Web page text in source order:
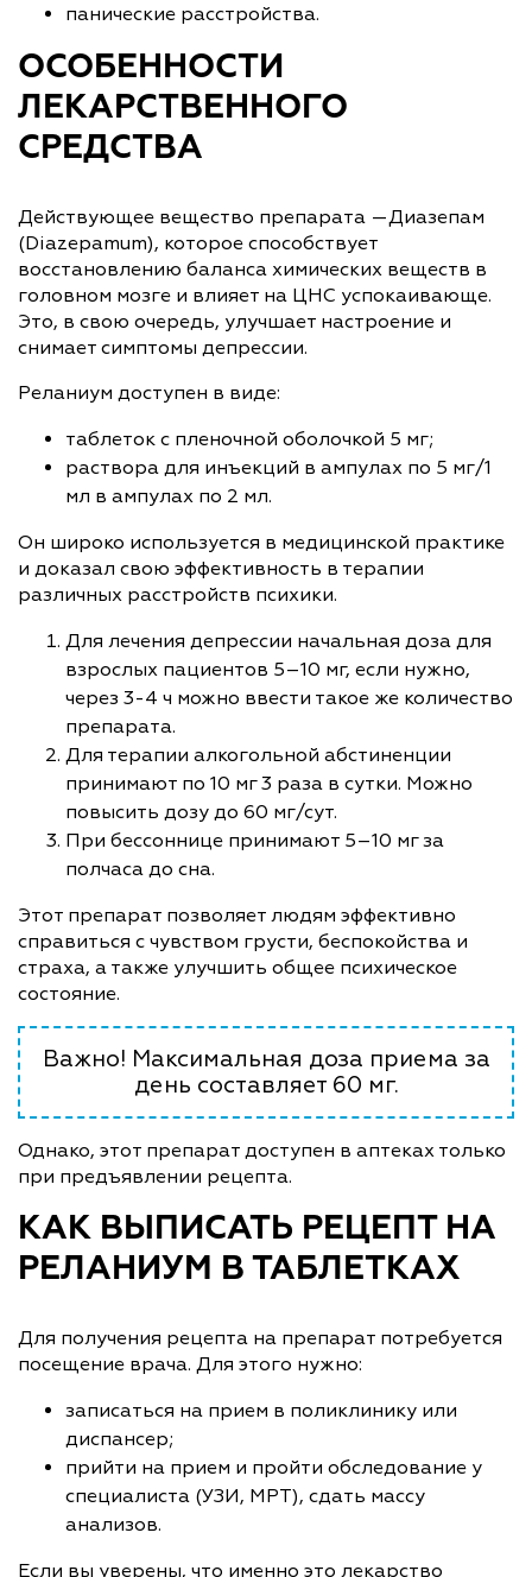
панические расстройства.
ОСОБЕННОСТИ
ЛЕКАРСТВЕННОГО
СРЕДСТВА
Действующее вещество препарата —Диазепам
(Diazepamum), которое способствует
восстановлению баланса химических веществ в
головном мозге и влияет на ЦНС успокаивающе.
Это, в свою очередь, улучшает настроение и
снимает симптомы депрессии.
Реланиум доступен в виде:
таблеток с пленочной оболочкой 5 мг;
раствора для инъекций в ампулах по 5 мг/1
мл в ампулах по 2 мл.
Он широко используется в медицинской практике
и доказал свою эффективность в терапии
различных расстройств психики.
Для лечения депрессии начальная доза для
взрослых пациентов 5–10 мг, если нужно,
через 3-4 ч можно ввести такое же количество
препарата.
Для терапии алкогольной абстиненции
принимают по 10 мг 3 раза в сутки. Можно
повысить дозу до 60 мг/сут.
При бессоннице принимают 5–10 мг за
полчаса до сна.
Этот препарат позволяет людям эффективно
справиться с чувством грусти, беспокойства и
страха, а также улучшить общее психическое
состояние.
Важно! Максимальная доза приема за
день составляет 60 мг.
Однако, этот препарат доступен в аптеках только
при предъявлении рецепта.
КАК ВЫПИСАТЬ РЕЦЕПТ НА
РЕЛАНИУМ В ТАБЛЕТКАХ
Для получения рецепта на препарат потребуется
посещение врача. Для этого нужно:
записаться на прием в поликлинику или
диспансер;
прийти на прием и пройти обследование у
специалиста (УЗИ, МРТ), сдать массу
анализов.
Если вы уверены, что именно это лекарство